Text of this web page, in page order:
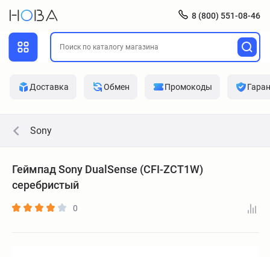
8 (800) 551-08-46
Доставка Обмен Промокоды
Sony
Геймпад Sony DualSense (CFI-ZCT1W)
серебристый
0